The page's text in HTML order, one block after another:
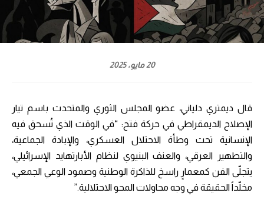
20 مايو، 2025
قال ديمتري دلياني، عضو المجلس الثوري والمتحدث باسم تيار
الإصلاح الديمقراطي في حركة فتح: “في الوقت الذي تُسحق فيه
الإنسانية تحت وطأة الاحتلال العسكري، والإبادة الجماعية،
والتطهير العرقي، والعنف البنيوي لنظام الأبارتهايد الإسرائيلي،
يتجلّى الفن كمعمارٍ راسخ للذاكرة الوطنية وصمود الوعي الجمعي،
مخلّداً الحقيقة في وجه محاولات المحو الاحتلالية.”